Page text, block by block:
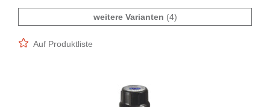
weitere Varianten (4)
Auf Produktliste